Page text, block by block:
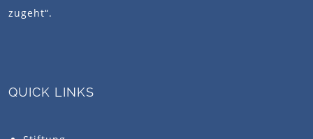
zugeht“.
QUICK LINKS